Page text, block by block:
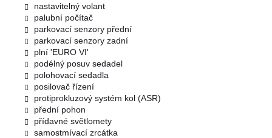
nastavitelný volant
palubní počítač
parkovací senzory přední
parkovací senzory zadní
plní 'EURO VI'
podélný posuv sedadel
polohovací sedadla
posilovač řízení
protiprokluzový systém kol (ASR)
přední pohon
přídavné světlomety
samostmívací zrcátka